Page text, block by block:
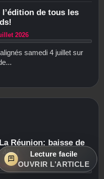
de tous les
2026
samedi 4 juillet sur
Réunion: baisse de
!
2026
Lecture facile
OUVRIR L’ARTICLE